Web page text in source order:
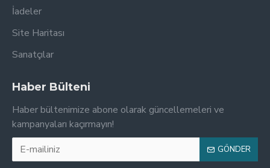
İadeler
Site Haritası
Sanatçılar
Haber Bülteni
Haber bültenimize abone olarak güncellemeleri ve
kampanyaları kaçırmayın!
GÖNDER